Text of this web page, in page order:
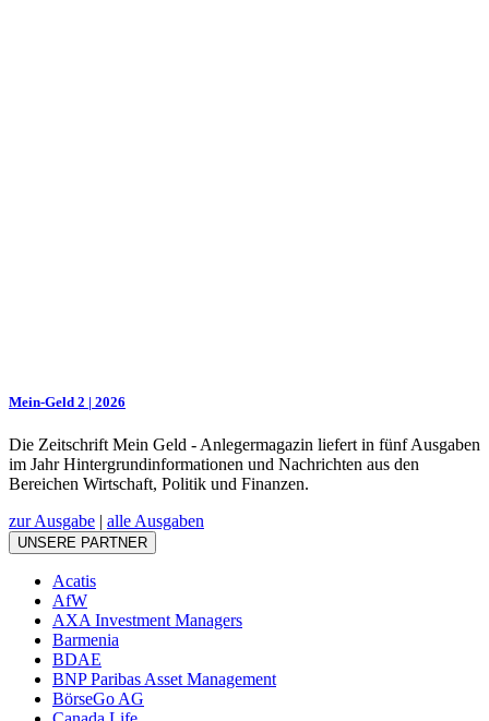
Mein-Geld 2 | 2026
Die Zeitschrift Mein Geld - Anlegermagazin liefert in fünf Ausgaben
im Jahr Hintergrundinformationen und Nachrichten aus den
Bereichen Wirtschaft, Politik und Finanzen.
zur Ausgabe | alle Ausgaben
UNSERE PARTNER
Acatis
AfW
AXA Investment Managers
Barmenia
BDAE
BNP Paribas Asset Management
BörseGo AG